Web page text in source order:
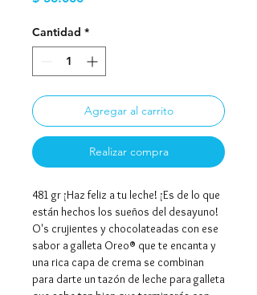
Cantidad *
Agregar al carrito
Realizar compra
481 gr ¡Haz feliz a tu leche! ¡Es de lo que
están hechos los sueños del desayuno!
O's crujientes y chocolateadas con ese
sabor a galleta Oreo® que te encanta y
una rica capa de crema se combinan
para darte un tazón de leche para galleta